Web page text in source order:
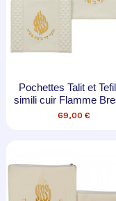
Pochettes Talit et
simili cuir Flamme
69,00 €